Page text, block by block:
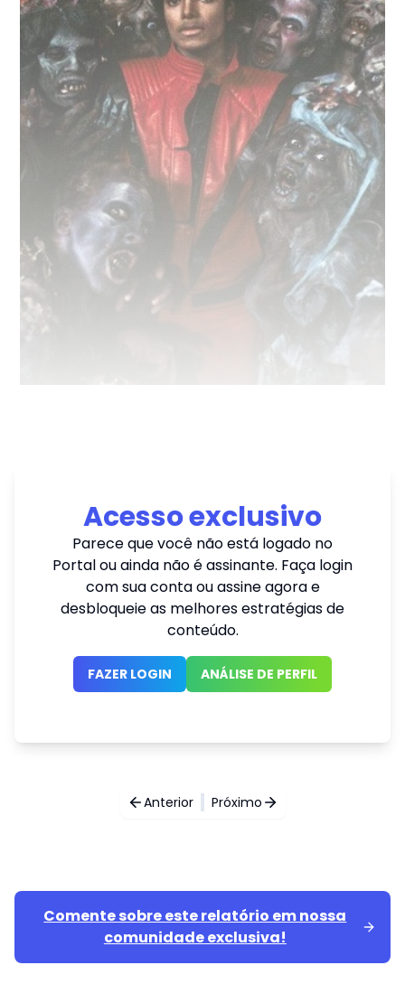
Acesso exclusivo
Parece que você não está logado no
Portal ou ainda não é assinante. Faça login
com sua conta ou assine agora e
desbloqueie as melhores estratégias de
conteúdo.
FAZER LOGIN ANÁLISE DE PERFIL
Anterior Próximo
Comente sobre este relatório em nossa
comunidade exclusiva!